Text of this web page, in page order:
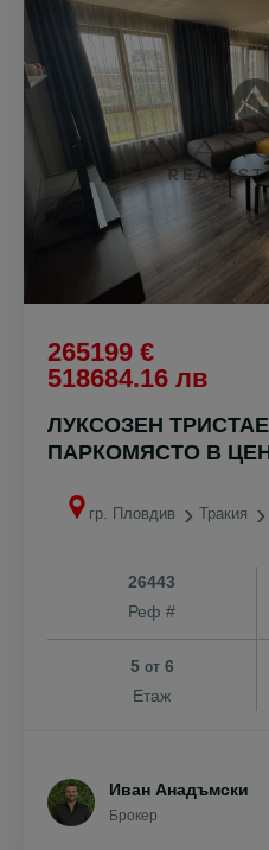
265199 €
518684.16 лв
ЛУКСОЗЕН ТРИСТАЕН С
ПАРКОМЯСТО В
гр. Пловдив Тракия
26443
Реф #
5 от6
Етаж
Иван Анадъмски
Брокер